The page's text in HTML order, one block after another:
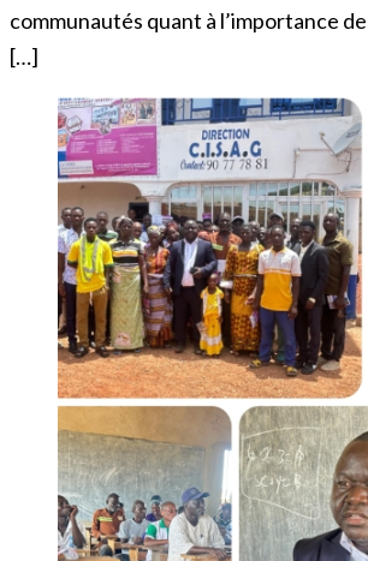
communautés quant à l’importance
[…]